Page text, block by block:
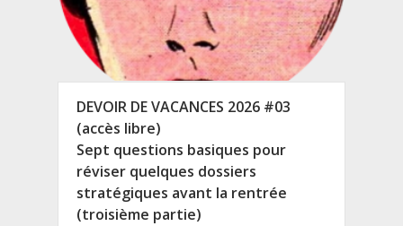
DEVOIR DE VACANCES 2026 #03
(accès libre)
Sept questions basiques pour
réviser quelques dossiers
stratégiques avant la rentrée
(troisième partie)